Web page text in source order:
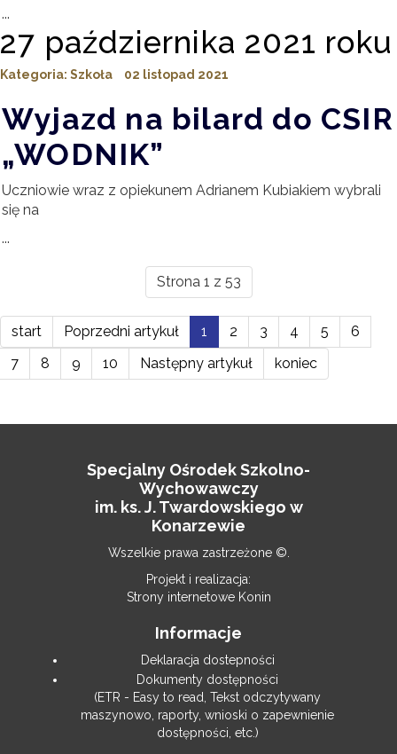
...
27 października 2021 roku
Kategoria: Szkoła 02 listopad 2021
Wyjazd na bilard do CSIR
„WODNIK”
Uczniowie wraz z opiekunem Adrianem Kubiakiem wybrali
się na
...
Strona 1 z 53
start Poprzedni artykuł 1 2 3 4 5
6
7
8 9 10 Następny artykuł koniec
Specjalny Ośrodek Szkolno-
Wychowawczy
im. ks. J. Twardowskiego w
Konarzewie
Wszelkie prawa zastrzeżone ©.
Projekt i realizacja:
Strony internetowe Konin
Informacje
Deklaracja dostepności
Dokumenty dostępności
(ETR - Easy to read, Tekst odczytywany
maszynowo, raporty, wnioski o zapewnienie
dostępności, etc.)